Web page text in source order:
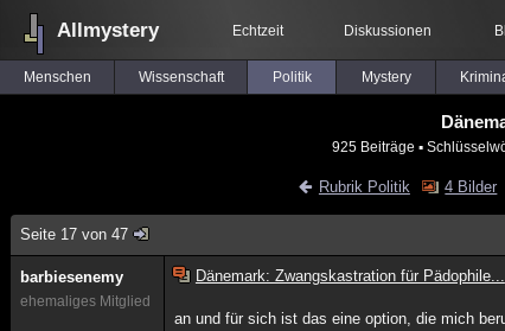
Allmystery Echtzeit Diskussionen
Menschen Wissenschaft Politik Mystery
925 Beiträge ▪
Rubrik Politik 4 Bilder
Seite 17 von 47
barbiesenemy
ehemaliges Mitglied
Dänemark: Zwangskastration für Pädophile...
an und für sich ist das eine option, die mich